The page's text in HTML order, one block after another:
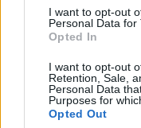
I want to opt-out
Personal Data for
Opted In
I want to opt-out
Retention, Sale,
Personal Data
Purposes for
Opted Out
PERSONPORTRÄTT
Porträtt: Anders
"Jag somnade på slottet